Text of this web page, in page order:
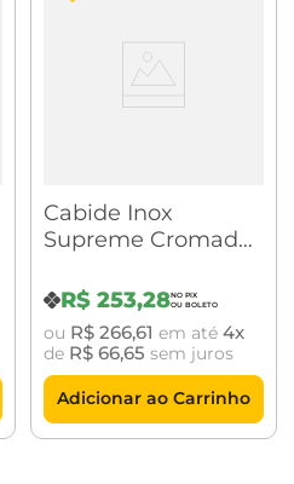
Cabide Inox
Supreme Cromado
R$ 253,28
ou R$ 266,61 em até 4
de R$ 66,65 sem juros
Adicionar ao Carrinho